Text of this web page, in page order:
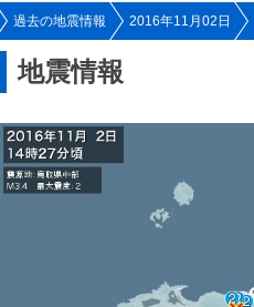
過去の地震情報 2016年11月02日
地震情報